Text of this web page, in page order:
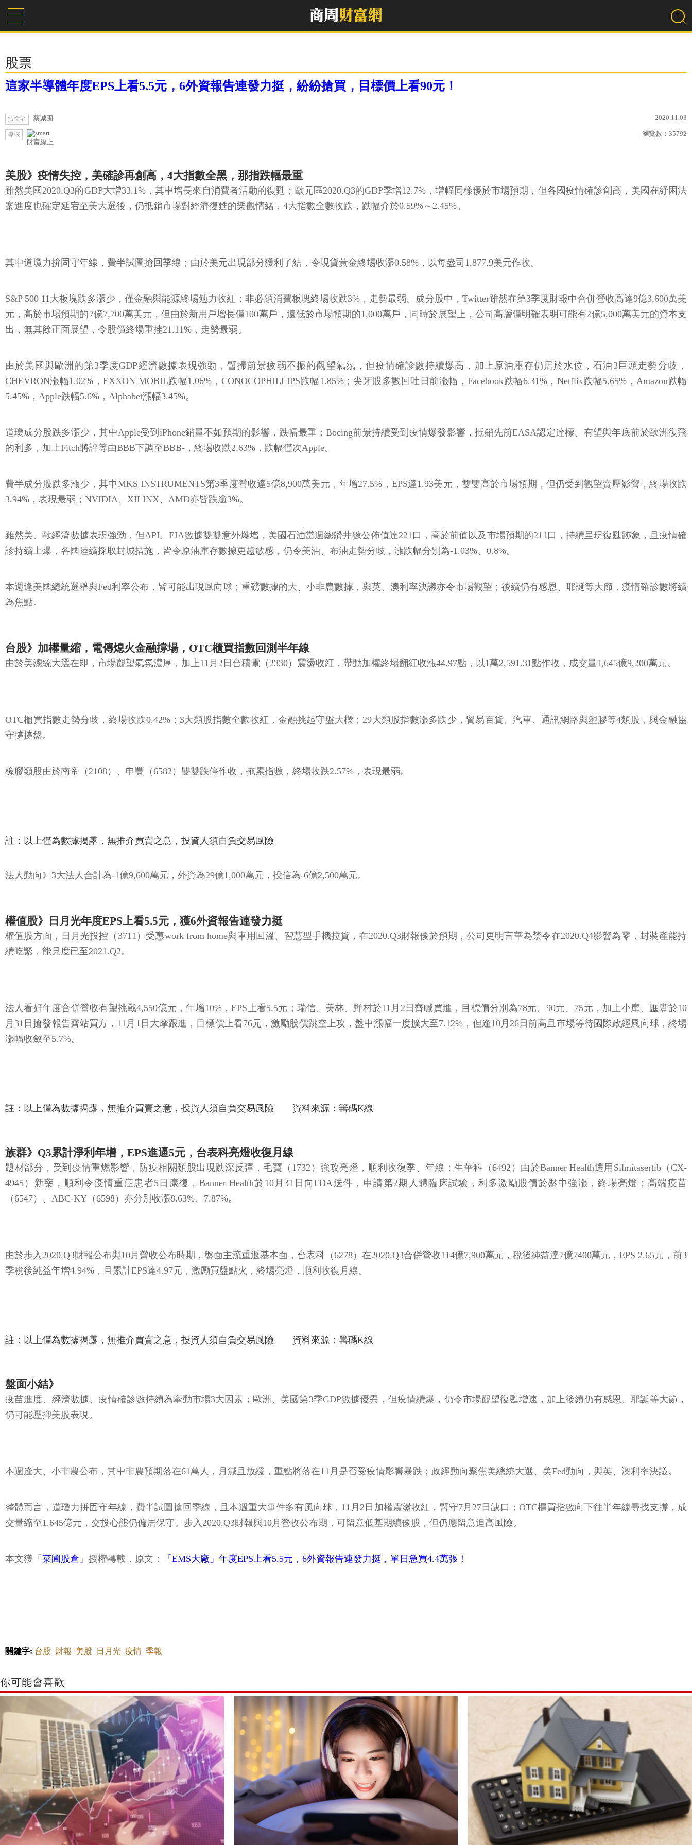
股票
這家半導體年度EPS上看5.5元，6外資報告連發力挺，紛紛搶買，目標價上看90元！
撰文者 蔡誠圃 2020.11.03
專欄
財富線上
瀏覽數： 35792
美股》疫情失控，美確診再創高，4大指數全黑，那指跌幅最重
雖然美國2020.Q3的GDP大增33.1%，其中增長來自消費者活動的復甦；歐元區2020.Q3的GDP季增12.7%，增幅同樣優於市場預期，但各國疫情確診創高，美國在紓困法
案進度也確定延宕至美大選後，仍抵銷市場對經濟復甦的樂觀情緒，4大指數全數收跌，跌幅介於0.59%～2.45%。
其中道瓊力拚固守年線，費半試圖搶回季線；由於美元出現部分獲利了結，令現貨黃金終場收漲0.58%，以每盎司1,877.9美元作收。
S&P 500 11大板塊跌多漲少，僅金融與能源終場勉力收紅；非必須消費板塊終場收跌3%，走勢最弱。成分股中，Twitter雖然在第3季度財報中合併營收高達9億3,600萬美
元，高於市場預期的7億7,700萬美元，但由於新用戶增長僅100萬戶，遠低於市場預期的1,000萬戶，同時於展望上，公司高層僅明確表明可能有2億5,000萬美元的資本支
出，無其餘正面展望，令股價終場重挫21.11%，走勢最弱。
由於美國與歐洲的第3季度GDP經濟數據表現強勁，暫掃前景疲弱不振的觀望氣氛，但疫情確診數持續爆高，加上原油庫存仍居於水位，石油3巨頭走勢分歧，
CHEVRON漲幅1.02%，EXXON MOBIL跌幅1.06%，CONOCOPHILLIPS跌幅1.85%；尖牙股多數回吐日前漲幅，Facebook跌幅6.31%，Netflix跌幅5.65%，Amazon跌幅
5.45%，Apple跌幅5.6%，Alphabet漲幅3.45%。
道瓊成分股跌多漲少，其中Apple受到iPhone銷量不如預期的影響，跌幅最重；Boeing前景持續受到疫情爆發影響，抵銷先前EASA認定達標、有望與年底前於歐洲復飛
的利多，加上Fitch將評等由BBB下調至BBB-，終場收跌2.63%，跌幅僅次Apple。
費半成分股跌多漲少，其中MKS INSTRUMENTS第3季度營收達5億8,900萬美元，年增27.5%，EPS達1.93美元，雙雙高於市場預期，但仍受到觀望賣壓影響，終場收跌
3.94%，表現最弱；NVIDIA、XILINX、AMD亦皆跌逾3%。
雖然美、歐經濟數據表現強勁，但API、EIA數據雙雙意外爆增，美國石油當週總鑽井數公佈值達221口，高於前值以及市場預期的211口，持續呈現復甦跡象，且疫情確
診持續上爆，各國陸續採取封城措施，皆令原油庫存數據更趨敏感，仍令美油、布油走勢分歧，漲跌幅分別為-1.03%、0.8%。
本週逢美國總統選舉與Fed利率公布，皆可能出現風向球；重磅數據的大、小非農數據，與英、澳利率決議亦令市場觀望；後續仍有感恩、耶誕等大節，疫情確診數將續
為焦點。
台股》加權量縮，電傳熄火金融撐場，OTC櫃買指數回測半年線
由於美總統大選在即，市場觀望氣氛濃厚，加上11月2日台積電（2330）震盪收紅，帶動加權終場翻紅收漲44.97點，以1萬2,591.31點作收，成交量1,645億9,200萬元。
OTC櫃買指數走勢分歧，終場收跌0.42%；3大類股指數全數收紅，金融挑起守盤大樑；29大類股指數漲多跌少，貿易百貨、汽車、通訊網路與塑膠等4類股，與金融協
守撐撐盤。
橡膠類股由於南帝（2108）、申豐（6582）雙雙跌停作收，拖累指數，終場收跌2.57%，表現最弱。
註：以上僅為數據揭露，無推介買賣之意，投資人須自負交易風險
法人動向》3大法人合計為-1億9,600萬元，外資為29億1,000萬元，投信為-6億2,500萬元。
權值股》日月光年度EPS上看5.5元，獲6外資報告連發力挺
權值股方面，日月光投控（3711）受惠work from home與車用回溫、智慧型手機拉貨，在2020.Q3財報優於預期，公司更明言華為禁令在2020.Q4影響為零，封裝產能持
續吃緊，能見度已至2021.Q2。
法人看好年度合併營收有望挑戰4,550億元，年增10%，EPS上看5.5元；瑞信、美林、野村於11月2日齊喊買進，目標價分別為78元、90元、75元，加上小摩、匯豐於10
月31日搶發報告齊站買方，11月1日大摩跟進，目標價上看76元，激勵股價跳空上攻，盤中漲幅一度擴大至7.12%，但逢10月26日前高且市場等待國際政經風向球，終場
漲幅收斂至5.7%。
註：以上僅為數據揭露，無推介買賣之意，投資人須自負交易風險 資料來源：籌碼K線
族群》Q3累計淨利年增，EPS進逼5元，台表科亮燈收復月線
題材部分，受到疫情重燃影響，防疫相關類股出現跌深反彈，毛寶（1732）強攻亮燈，順利收復季、年線；生華科（6492）由於Banner Health選用Silmitasertib（CX-
4945）新藥，順利令疫情重症患者5日康復，Banner Health於10月31日向FDA送件，申請第2期人體臨床試驗，利多激勵股價於盤中強漲，終場亮燈；高端疫苗
（6547）、ABC-KY（6598）亦分別收漲8.63%、7.87%。
由於步入2020.Q3財報公布與10月營收公布時期，盤面主流重返基本面，台表科（6278）在2020.Q3合併營收114億7,900萬元，稅後純益達7億7400萬元，EPS 2.65元，前3
季稅後純益年增4.94%，且累計EPS達4.97元，激勵買盤點火，終場亮燈，順利收復月線。
註：以上僅為數據揭露，無推介買賣之意，投資人須自負交易風險 資料來源：籌碼K線
盤面小結》
疫苗進度、經濟數據、疫情確診數持續為牽動市場3大因素；歐洲、美國第3季GDP數據優異，但疫情續爆，仍令市場觀望復甦增速，加上後續仍有感恩、耶誕等大節，
仍可能壓抑美股表現。
本週逢大、小非農公布，其中非農預期落在61萬人，月減且放緩，重點將落在11月是否受疫情影響暴跌；政經動向聚焦美總統大選、美Fed動向，與英、澳利率決議。
整體而言，道瓊力拼固守年線，費半試圖搶回季線，且本週重大事件多有風向球，11月2日加權震盪收紅，暫守7月27日缺口；OTC櫃買指數向下往半年線尋找支撐，成
交量縮至1,645億元，交投心態仍偏居保守。步入2020.Q3財報與10月營收公布期，可留意低基期績優股，但仍應留意追高風險。
本文獲「 菜圃股倉 」授權轉載，原文： 「EMS大廠」年度EPS上看5.5元，6外資報告連發力挺，單日急買4.4萬張！
關鍵字: 台股 財報 美股 日月光 疫情 季報
你可能會喜歡